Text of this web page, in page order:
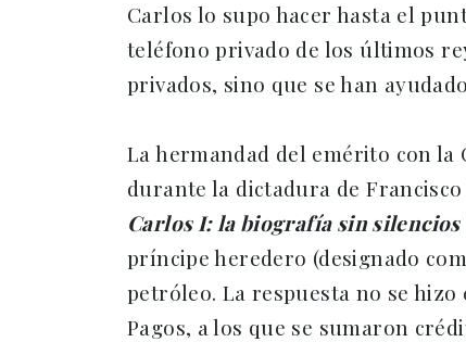
Carlos lo supo hacer hasta el
teléfono privado de los últimos
privados, sino que se han
La hermandad del emérito con la
durante la dictadura de
Carlos I: la biografía sin silencios
príncipe heredero (designado
petróleo. La respuesta no se
Pagos, a los que se sumaron